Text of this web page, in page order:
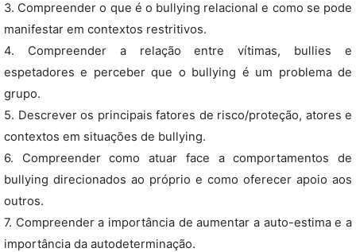
3. Compreender o que é o bullying relacional e como se pode
manifestar em contextos restritivos.
4. Compreender a relação entre vítimas, bullies e
espetadores e perceber que o bullying é um problema de
grupo.
5. Descrever os principais fatores de risco/proteção, atores e
contextos em situações de bullying.
6. Compreender como atuar face a comportamentos de
bullying direcionados ao próprio e como oferecer apoio aos
outros.
7. Compreender a importância de aumentar a auto-estima e a
importância da autodeterminação.